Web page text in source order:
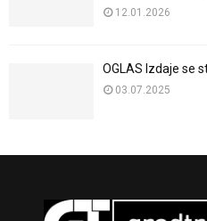
12.01.2026
OGLAS Izdaje se
03.07.2025